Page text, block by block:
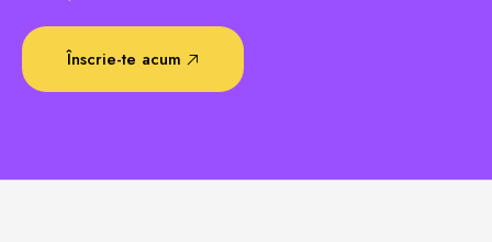
Înscrie-te acum